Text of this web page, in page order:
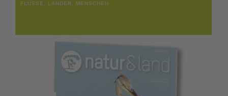
FLÜSSE, LÄNDER, MENSCHEN